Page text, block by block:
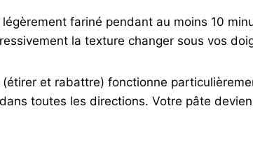
fariné pendant au moins 10
la texture changer sous vos
et rabattre) fonctionne
toutes les directions. Votre pâte